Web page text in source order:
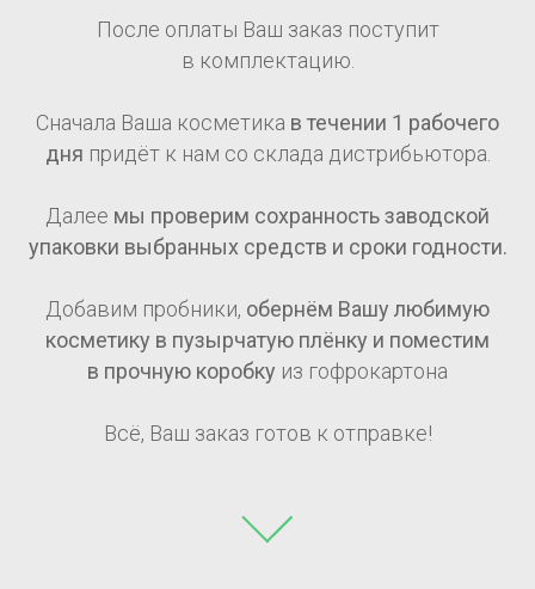
После оплаты Ваш заказ поступит
в комплектацию.
Сначала Ваша косметика в течении 1 рабочего
дня придёт к нам со склада дистрибьютора.
Далее мы проверим сохранность заводской
упаковки выбранных средств и сроки годности.
Добавим пробники, обернём Вашу любимую
косметику в пузырчатую плёнку и поместим
в прочную коробку из гофрокартона
Всё, Ваш заказ готов к отправке!